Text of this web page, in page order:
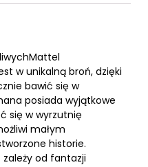
w unikalną broń, dzięki
bawić się w
posiada wyjątkowe
się w wyrzutnię
małym
historie.
zależy od fantazji